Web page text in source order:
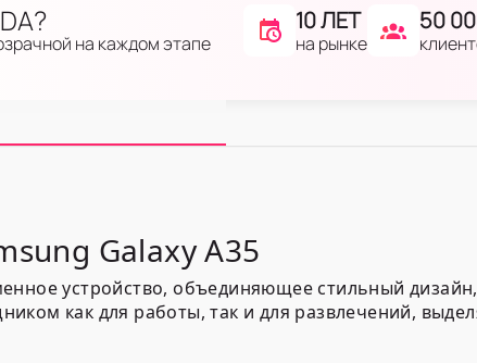
на каждом этапе
10 ЛЕТ
на рынке
50
Galaxy A35
устройство, объединяющее стильный
как для работы, так и для развлечений,